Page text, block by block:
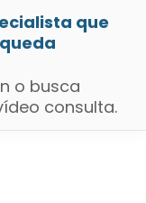
que
o busca
consulta.